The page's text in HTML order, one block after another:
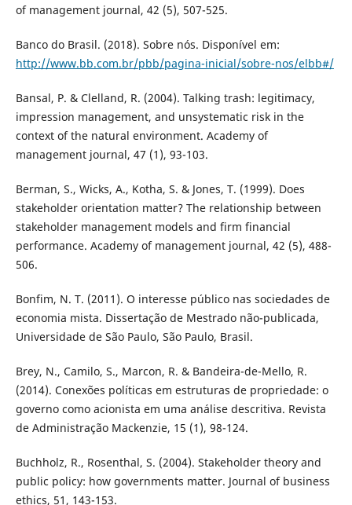
of management journal, 42 (5), 507-525.
Banco do Brasil. (2018). Sobre nós. Disponível em:
http://www.bb.com.br/pbb/pagina-inicial/sobre-nos/elbb#/
Bansal, P. & Clelland, R. (2004). Talking trash: legitimacy,
impression management, and unsystematic risk in the
context of the natural environment. Academy of
management journal, 47 (1), 93-103.
Berman, S., Wicks, A., Kotha, S. & Jones, T. (1999). Does
stakeholder orientation matter? The relationship between
stakeholder management models and firm financial
performance. Academy of management journal, 42 (5), 488-
506.
Bonfim, N. T. (2011). O interesse público nas sociedades de
economia mista. Dissertação de Mestrado não-publicada,
Universidade de São Paulo, São Paulo, Brasil.
Brey, N., Camilo, S., Marcon, R. & Bandeira-de-Mello, R.
(2014). Conexões políticas em estruturas de propriedade: o
governo como acionista em uma análise descritiva. Revista
de Administração Mackenzie, 15 (1), 98-124.
Buchholz, R., Rosenthal, S. (2004). Stakeholder theory and
public policy: how governments matter. Journal of business
ethics, 51, 143-153.